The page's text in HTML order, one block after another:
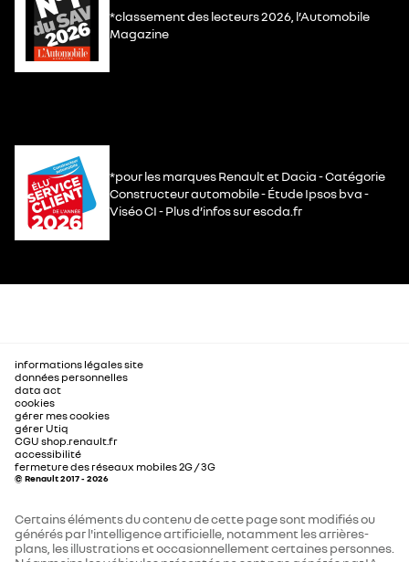
*classement des lecteurs 2026, l’Automobile
Magazine
*pour les marques Renault et Dacia - Catégorie
Constructeur automobile - Étude Ipsos bva -
Viséo CI - Plus d’infos sur escda.fr
informations légales site
données personnelles
data act
cookies
gérer mes cookies
gérer Utiq
CGU shop.renault.fr
accessibilité
fermeture des réseaux mobiles 2G / 3G
© Renault 2017 - 2026
Certains éléments du contenu de cette page sont modifiés ou
générés par l'intelligence artificielle, notamment les arrières-
plans, les illustrations et occasionnellement certaines personnes.